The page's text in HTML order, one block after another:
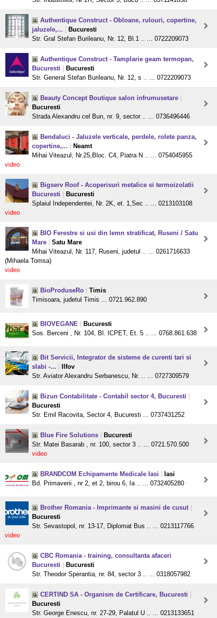
Authentique Construct - Obloane, rulouri, copertine,
jaluzele,...
Bucuresti
Str. Gral Stefan Burileanu, Nr. 12, Bl.1 .. ... 0722209073
Authentique Construct - Tamplarie geam termopan,
Bucuresti
Bucuresti
Str. General Stefan Burileanu, Nr. 12, s .. ... 0722209073
Beauty Concept Boutique salon infrumusetare
Bucuresti
Strada Alexandru cel Bun, nr. 9, sector .. ... 0736496446
Bendaluci - Jaluzele verticale, perdele, rolete panza,
copertine,...
Neamt
Mihai Viteazul, Nr.25,Bloc. C4, Piatra N .. ... 0754045955
video
Bigserv Roof - Acoperisuri metalice si termoizolatii
Bucuresti
Bucuresti
Splaiul Independentei, Nr. 2K, et. 1,Sec .. ... 0213103108
video
BIO Ferestre si usi din lemn stratificat, Ruseni / Satu
Mare
Satu Mare
Mihai Viteazul, Nr. 117, Ruseni, judetul .. ... 0261716633
(Mihaela Tomsa)
video
BioProduseRo
Timis
Timisoara, judetul Timis ... 0721.962.890
BIOVEGANE
Bucuresti
Sos. Berceni , Nr. 104, Bl. ICPET, Et. 5 .. ... 0768.861.638
Bit Servicii, Integrator de sisteme de curenti tari si
slabi -...
Ilfov
Str. Aviator Alexandru Serbanescu, Nr. .. ... 0727309579
Bizun Contabilitate - Contabil sector 4, Bucuresti
Bucuresti
Str. Emil Racovita, Sector 4, Bucuresti ... 0737431252
Blue Fire Solutions
Bucuresti
Str. Matei Basarab , nr. 100, sector 3 .. ... 0721.570.500
video
BRANDCOM Echipamente Medicale Iasi
Iasi
Bd. Primaverii , nr 2, et 2, birou 6, Ia .. ... 0732405280
Brother Romania - Imprimante si masini de cusut
Bucuresti
Str. Sevastopol, nr. 13-17, Diplomat Bus .. ... 0213117766
video
CBC Romania - training, consultanta afaceri
Bucuresti
Bucuresti
Str. Theodor Sperantia, nr. 84, sector 3 .. ... 0318057982
CERTIND SA - Organism de Certificare, Bucuresti
Bucuresti
Str. George Enescu, nr. 27-29, Palatul U .. ... 0213133651